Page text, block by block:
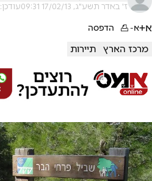
ז' באדר תשע"ג, 17/02/13 09:31 עודכן: 22/01/25 13:14
א+א- הדפסה
מרכז הארץ תיירות